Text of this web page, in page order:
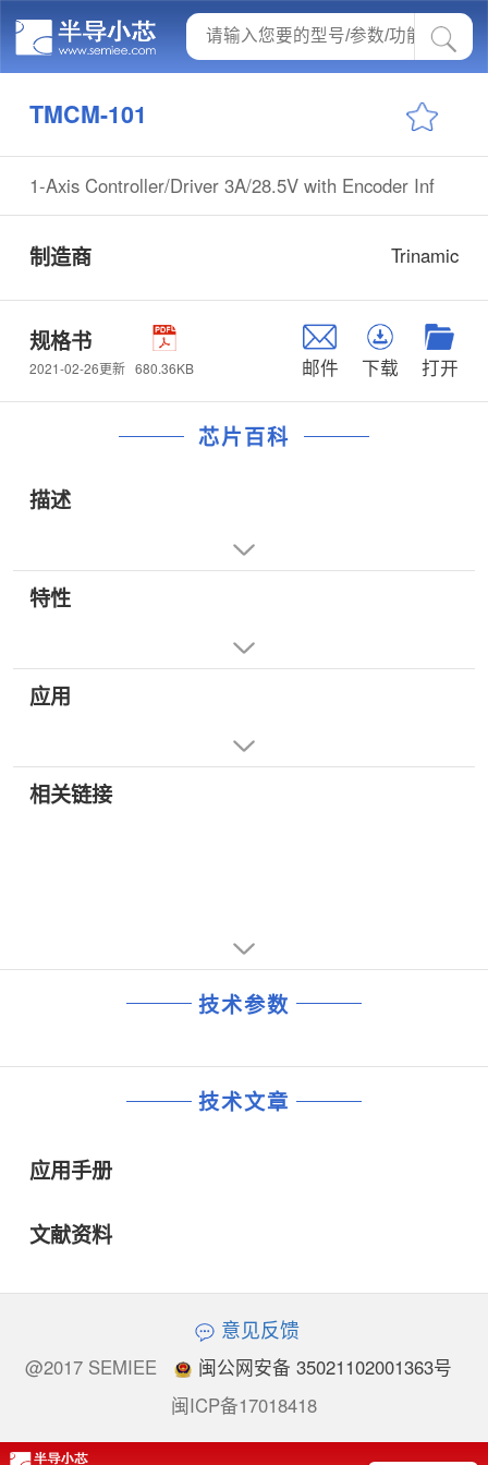
TMCM-101
1-Axis Controller/Driver 3A/28.5V with Encoder Inf
制造商 Trinamic
规格书
2021-02-26更新 680.36KB 邮件 下载 打开
芯片百科
描述
特性
应用
相关链接
技术参数
技术文章
应用手册
文献资料
意见反馈
@2017 SEMIEE
闽公网安备 35021102001363号
闽ICP备17018418